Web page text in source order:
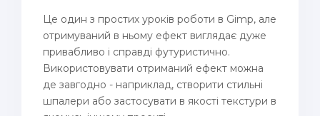
Це один з простих уроків роботи в Gimp, але
отримуваний в ньому ефект виглядає дуже
привабливо і справді футуристично.
Використовувати отриманий ефект можна
де завгодно - наприклад, створити стильні
шпалери або застосувати в якості текстури в